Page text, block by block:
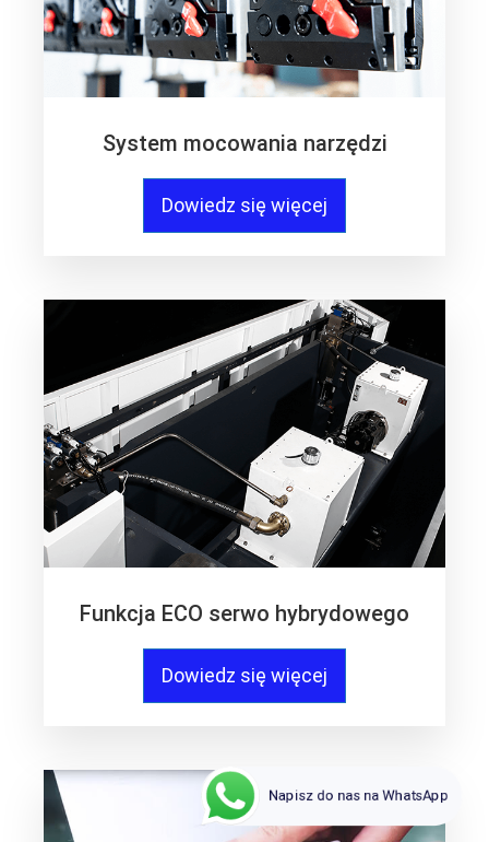
System mocowania narzędzi
Dowiedz się więcej
Funkcja ECO serwo hybrydowego
Dowiedz się więcej
Napisz do nas na WhatsApp